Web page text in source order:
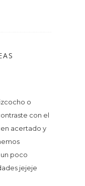
o
con el
acertado y
poco
jejeje